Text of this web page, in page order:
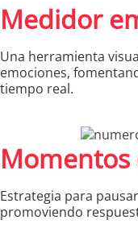
Medidor
Una herramienta
emociones,
tiempo real.
Momentos
Estrategia para
promoviendo